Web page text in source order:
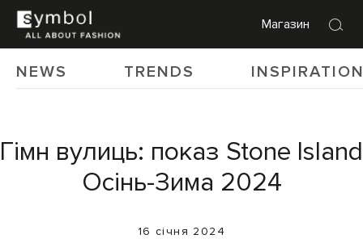
Магазин
NEWS TRENDS
Гімн вулиць: показ Stone Island
Осінь-Зима 2024
16 січня 2024